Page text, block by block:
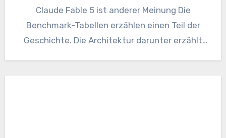
Claude Fable 5 ist anderer Meinung Die
Benchmark-Tabellen erzählen einen Teil der
Geschichte. Die Architektur darunter erzählt